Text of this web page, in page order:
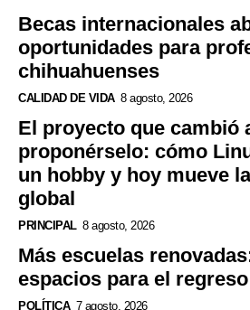
Becas internacionales
oportunidades para
chihuahuenses
CALIDAD DE VIDA 8 agosto, 2026
El proyecto que cambió
proponérselo: cómo
un hobby y hoy mueve
global
PRINCIPAL 8 agosto, 2026
Más escuelas
espacios para el
POLÍTICA 7 agosto, 2026